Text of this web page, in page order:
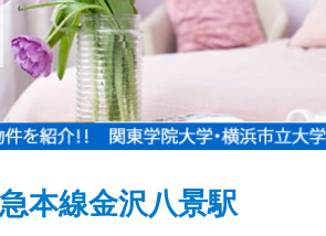
本線金沢八景駅